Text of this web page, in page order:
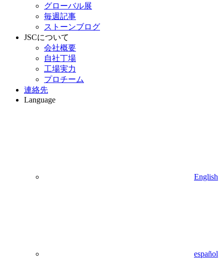
グローバル展
毎週記事
ストーンブログ
JSCについて
会社概要
自社丁場
工場実力
プロチーム
連絡先
Language
English
español